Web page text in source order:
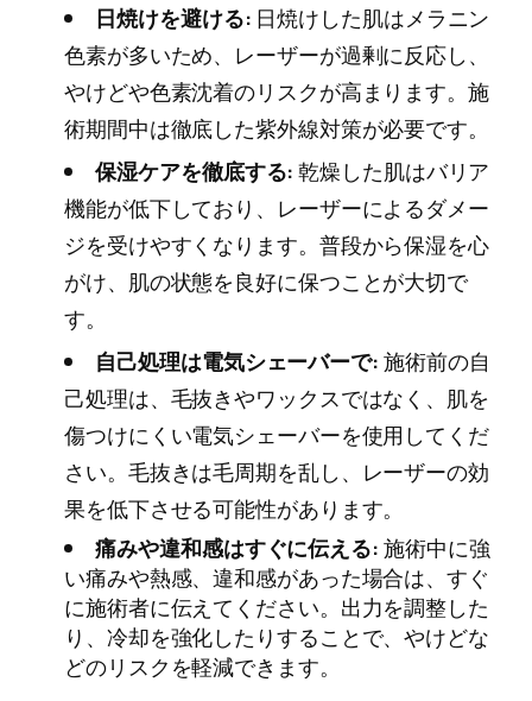
日焼けを避ける: 日焼けした肌はメラニン
色素が多いため、レーザーが過剰に反応し、
やけどや色素沈着のリスクが高まります。施
術期間中は徹底した紫外線対策が必要です。
保湿ケアを徹底する:乾燥した肌はバリア
機能が低下しており、レーザーによるダメー
ジを受けやすくなります。普段から保湿を心
がけ、肌の状態を良好に保つことが大切で
す。
自己処理は電気シェーバーで:施術前の自
己処理は、毛抜きやワックスではなく、肌を
傷つけにくい電気シェーバーを使用してくだ
さい。毛抜きは毛周期を乱し、レーザーの効
果を低下させる可能性があります。
痛みや違和感はすぐに伝える:施術中に強
い痛みや熱感、違和感があった場合は、すぐ
に施術者に伝えてください。出力を調整した
り、冷却を強化したりすることで、やけどな
どのリスクを軽減できます。